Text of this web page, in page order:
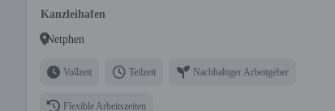
Kanzleihafen
Netphen
Vollzeit Teilzeit Nachhaltiger Arbeitgeber
Flexible Arbeitszeiten